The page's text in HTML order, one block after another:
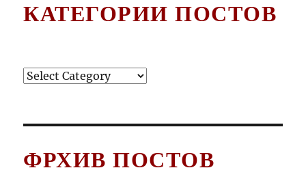
КАТЕГОРИИ ПОСТОВ
Категории
ФРХИВ ПОСТОВ